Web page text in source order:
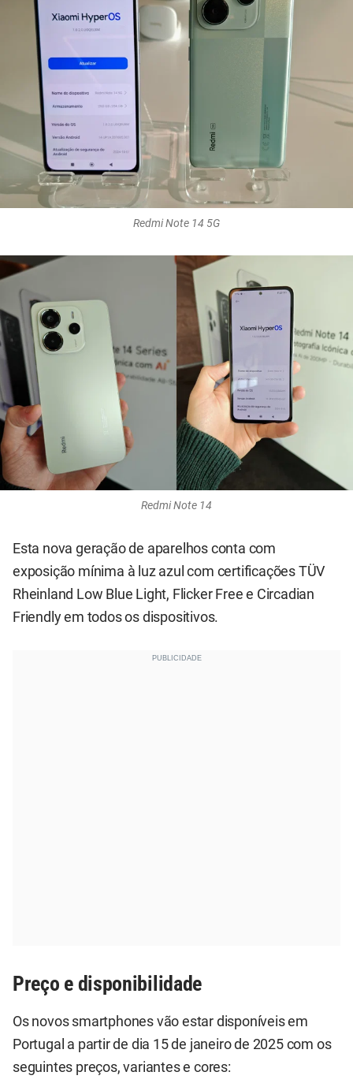
Redmi Note 14 5G
Redmi Note 14
Esta nova geração de aparelhos conta com
exposição mínima à luz azul com certificações TÜV
Rheinland Low Blue Light, Flicker Free e Circadian
Friendly em todos os dispositivos.
Preço e disponibilidade
Os novos smartphones vão estar disponíveis em
Portugal a partir de dia 15 de janeiro de 2025 com os
seguintes preços, variantes e cores: